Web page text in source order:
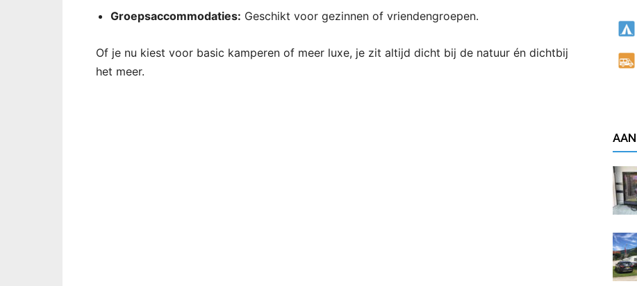
Groepsaccommodaties: Geschikt voor gezinnen of vriendengroepen.
Of je nu kiest voor basic kamperen of meer luxe, je zit altijd dicht bij de natuur én dichtbij
het meer.